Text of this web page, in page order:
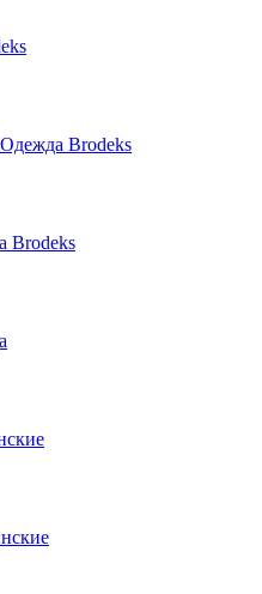
Brodeks
Brodeks